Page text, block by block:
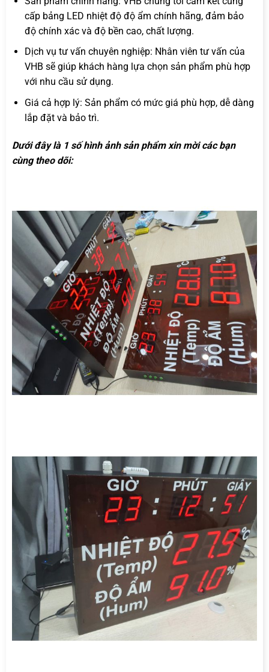
cấp bảng LED nhiệt độ độ ẩm chính hãng, đảm bảo
độ chính xác và độ bền cao, chất lượng.
Dịch vụ tư vấn chuyên nghiệp: Nhân viên tư vấn của
VHB sẽ giúp khách hàng lựa chọn sản phẩm phù hợp
với nhu cầu sử dụng.
Giá cả hợp lý: Sản phẩm có mức giá phù hợp, dễ dàng
lắp đặt và bảo trì.
Dưới đây là 1 số hình ảnh sản phẩm xin mời các bạn
cùng theo dõi: